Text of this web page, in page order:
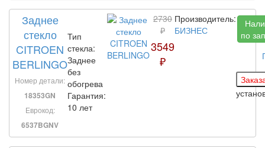
Заднее
стекло
CITROEN
BERLINGO
Номер детали:
18353GN
Еврокод:
6537BGNV
Тип
стекла:
Заднее
без
обогрева
Гарантия:
10 лет
2730
₽
3549
₽
Производитель:
БИЗНЕС
по